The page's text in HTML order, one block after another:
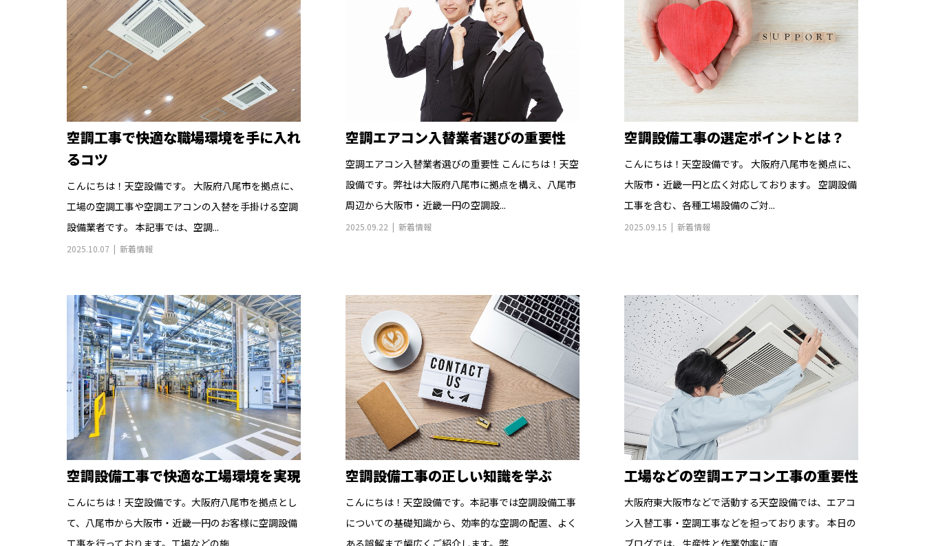
空調工事で快適な職場環境を手に入れ
るコツ
こんにちは！天空設備です。 大阪府八尾市を拠点に、
工場の空調工事や空調エアコンの入替を手掛ける空調
設備業者です。 本記事では、空調...
2025.10.07 新着情報
空調エアコン入替業者選びの重要性
空調エアコン入替業者選びの重要性 こんにちは！天空
設備です。弊社は大阪府八尾市に拠点を構え、八尾市
周辺から大阪市・近畿一円の空調設...
2025.09.22 新着情報
空調設備工事の選定ポイントとは？
こんにちは！天空設備です。 大阪府八尾市を拠点に、
大阪市・近畿一円と広く対応しております。 空調設備
工事を含む、各種工場設備のご対...
2025.09.15 新着情報
空調設備工事で快適な工場環境を実現
こんにちは！天空設備です。大阪府八尾市を拠点とし
て、八尾市から大阪市・近畿一円のお客様に空調設備
空調設備工事の正しい知識を学ぶ
こんにちは！天空設備です。本記事では空調設備工事
についての基礎知識から、効率的な空調の配置、よく
工場などの空調エアコン工事の重要性
大阪府東大阪市などで活動する天空設備では、エアコ
ン入替工事・空調工事などを担っております。 本日の